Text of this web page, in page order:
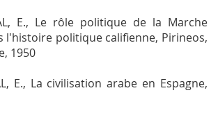
E., Le rôle politique de la Marche
l'histoire politique califienne, Pirineos,
1950
E., La civilisation arabe en Espagne,